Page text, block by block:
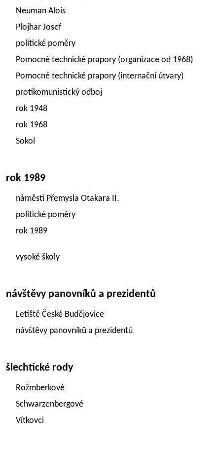
Neuman Alois
Plojhar Josef
politické poměry
Pomocné technické prapory (organizace od 1968)
Pomocné technické prapory (internační útvary)
protikomunistický odboj
rok 1948
rok 1968
Sokol
rok 1989
náměstí Přemysla Otakara II.
politické poměry
rok 1989
vysoké školy
návštěvy panovníků a prezidentů
Letiště České Budějovice
návštěvy panovníků a prezidentů
šlechtické rody
Rožmberkové
Schwarzenbergové
Vítkovci